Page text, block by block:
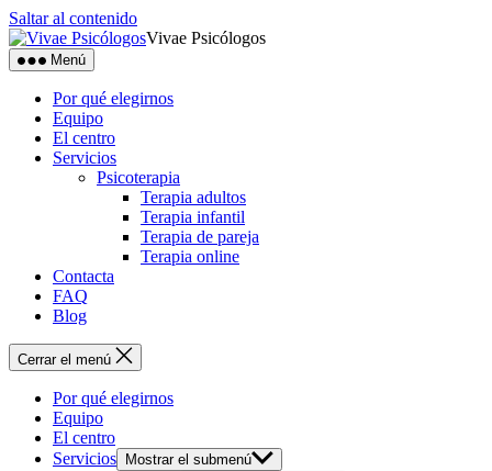
Saltar al contenido
Vivae Psicólogos
Menú
Por qué elegirnos
Equipo
El centro
Servicios
Psicoterapia
Terapia adultos
Terapia infantil
Terapia de pareja
Terapia online
Contacta
FAQ
Blog
Cerrar el menú
Por qué elegirnos
Equipo
El centro
Servicios
Mostrar el submenú